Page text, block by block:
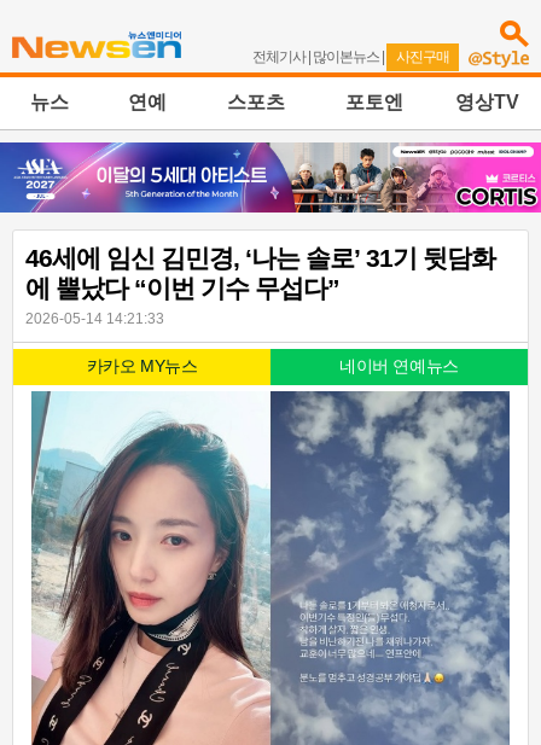
전체기사| 많이본뉴스 | 사진구매
뉴스 연예 스포츠 포토엔 영상TV
46세에 임신 김민경, ‘나는 솔로’ 31기 뒷담화
에 뿔났다 “이번 기수 무섭다”
2026-05-14 14:21:33
카카오 MY뉴스 네이버 연예뉴스